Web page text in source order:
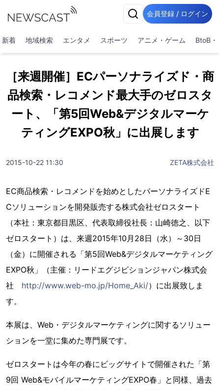
会員登録 / ログイン
新着 地域検索 エンタメ スポーツ アニメ・ゲーム BtoB・
［来週開催］ECパーソナライズド・商
品検索・レコメンド最大手のゼロスタ
ート、「第5回Web&デジタルマーケ
ティングEXPO秋」に出展します
2015-10-22 11:30 ZETA株式会社
EC商品検索・レコメンドを始めとしたパーソナライズドE
Cソリューションを開発販売する株式会社ゼロスタート
（本社：東京都目黒区、代表取締役社長：山崎徳之、以下
ゼロスタート）は、来週2015年10月28日（水）～30日
（金）に開催される「第5回Web&デジタルマーケティング
EXPO秋」（主催：リードエグジビションジャパン株式会
社 http://www.web-mo.jp/Home_Aki/）に出展致しま
す。
本展は、Web・デジタルマーケティングに関するソリュー
ションを一堂に集めた専門展です。
ゼロスタートは今年の春にビッグサイトで開催された「第
9回 Web&モバイルマーケティングEXPO春」と同様、過去